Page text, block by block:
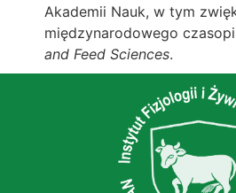
Akademii Nauk, w tym
międzynarodowego
and Feed Sciences.